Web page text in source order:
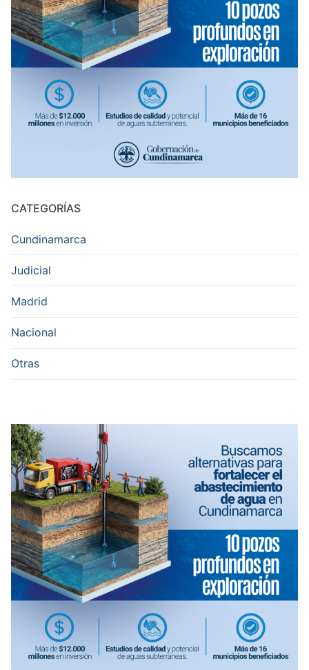
CATEGORÍAS
Cundinamarca
Judicial
Madrid
Nacional
Otras